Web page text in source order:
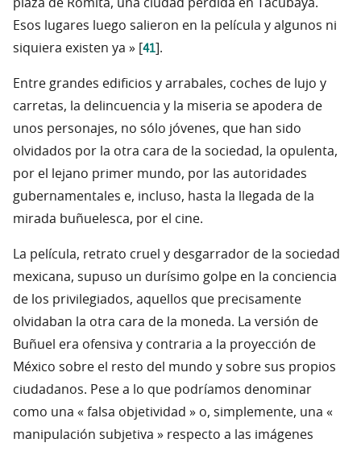
plaza de Romita, una ciudad perdida en Tacubaya.
Esos lugares luego salieron en la película y algunos ni
siquiera existen ya » [ 41 ].
Entre grandes edificios y arrabales, coches de lujo y
carretas, la delincuencia y la miseria se apodera de
unos personajes, no sólo jóvenes, que han sido
olvidados por la otra cara de la sociedad, la opulenta,
por el lejano primer mundo, por las autoridades
gubernamentales e, incluso, hasta la llegada de la
mirada buñuelesca, por el cine.
La película, retrato cruel y desgarrador de la sociedad
mexicana, supuso un durísimo golpe en la conciencia
de los privilegiados, aquellos que precisamente
olvidaban la otra cara de la moneda. La versión de
Buñuel era ofensiva y contraria a la proyección de
México sobre el resto del mundo y sobre sus propios
ciudadanos. Pese a lo que podríamos denominar
como una « falsa objetividad » o, simplemente, una «
manipulación subjetiva » respecto a las imágenes